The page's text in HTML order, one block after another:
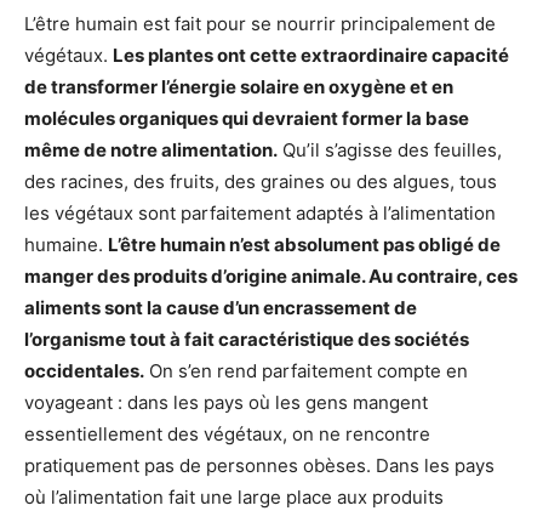
L’être humain est fait pour se nourrir principalement de
végétaux. Les plantes ont cette extraordinaire capacité
de transformer l’énergie solaire en oxygène et en
molécules organiques qui devraient former la base
même de notre alimentation. Qu’il s’agisse des feuilles,
des racines, des fruits, des graines ou des algues, tous
les végétaux sont parfaitement adaptés à l’alimentation
humaine. L’être humain n’est absolument pas obligé de
manger des produits d’origine animale. Au contraire, ces
aliments sont la cause d’un encrassement de
l’organisme tout à fait caractéristique des sociétés
occidentales. On s’en rend parfaitement compte en
voyageant : dans les pays où les gens mangent
essentiellement des végétaux, on ne rencontre
pratiquement pas de personnes obèses. Dans les pays
où l’alimentation fait une large place aux produits